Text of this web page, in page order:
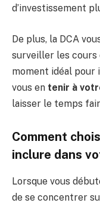
d’investissement
De plus, la DCA
surveiller les
moment idéal pour
vous en tenir à
laisser le temps
Comment
inclure dans
Lorsque vous
de se concentrer